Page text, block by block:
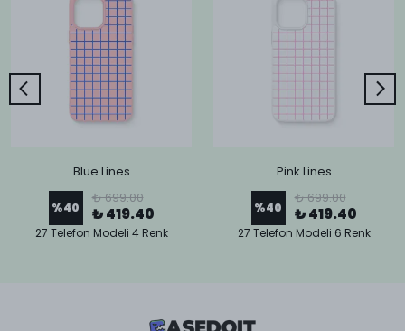
Blue Lines
%40
₺ 699.00
₺ 419.40
27 Telefon Modeli 4 Renk
Pink Lines
%40
₺ 699.00
₺ 419.40
27 Telefon Modeli 6 Renk